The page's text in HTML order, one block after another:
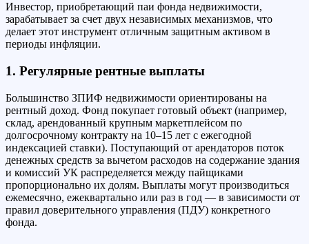
Инвестор, приобретающий паи фонда недвижимости,
зарабатывает за счет двух независимых механизмов, что
делает этот инструмент отличным защитным активом в
периоды инфляции.
1. Регулярные рентные выплаты
Большинство ЗПИФ недвижимости ориентированы на
рентный доход. Фонд покупает готовый объект (например,
склад, арендованный крупным маркетплейсом по
долгосрочному контракту на 10–15 лет с ежегодной
индексацией ставки). Поступающий от арендаторов поток
денежных средств за вычетом расходов на содержание здания
и комиссий УК распределяется между пайщиками
пропорционально их долям. Выплаты могут производиться
ежемесячно, ежеквартально или раз в год — в зависимости от
правил доверительного управления (ПДУ) конкретного
фонда.